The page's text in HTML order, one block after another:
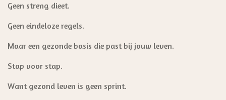
Geen streng dieet.
Geen eindeloze regels.
Maar een gezonde basis die past bij jouw leven.
Stap voor stap.
Want gezond leven is geen sprint.